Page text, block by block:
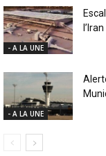
- A LA UNE
- A LA UNE